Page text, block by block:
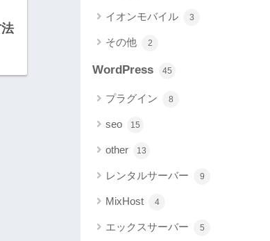
イオンモバイル 3
その他 2
WordPress 45
プラグイン 8
seo 15
other 13
レンタルサーバー 9
MixHost 4
エックスサーバー 5